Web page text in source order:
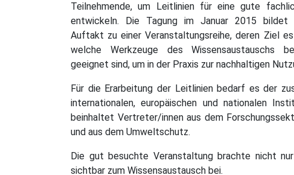
Teilnehmende, um Leitlinien für eine gute
entwickeln. Die Tagung im Januar 2015 bildet
Auftakt zu einer Veranstaltungsreihe, deren Ziel
welche Werkzeuge des Wissensaustauschs
geeignet sind, um in der Praxis zur nachhaltigen
Für die Erarbeitung der Leitlinien bedarf es der
internationalen, europäischen und nationalen
beinhaltet Vertreter/innen aus dem
und aus dem Umweltschutz.
Die gut besuchte Veranstaltung brachte nicht
sichtbar zum Wissensaustausch bei.